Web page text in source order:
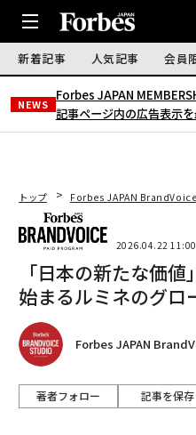
新着記事 人気記事 会員
NEWS
Forbes JAPAN
記事ページ内の広告表示
トップ Forbes JAPAN BrandVoice
2026.04.22 11:00
「日本の新たな価
始まるルミネのグロ
Forbes JAPAN
著者フォロー 記事を保存